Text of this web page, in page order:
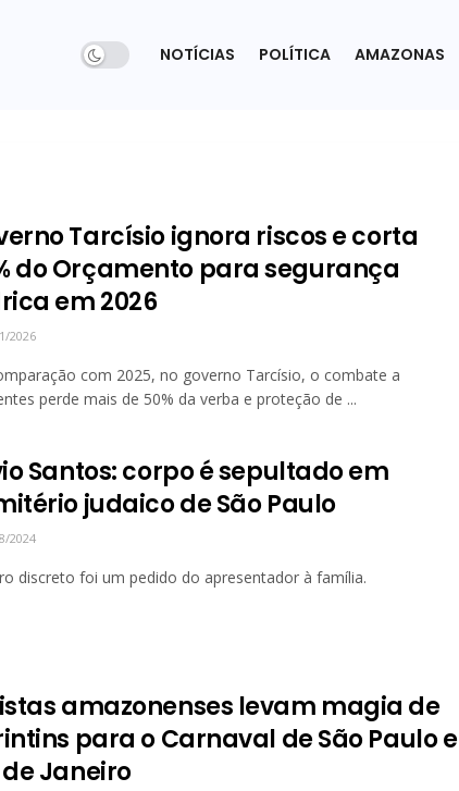
NOTÍCIAS POLÍTICA AMAZONAS
Tarcísio ignora riscos e corta
do Orçamento para segurança
em 2026
2026
com 2025, no governo Tarcísio, o combate a
perde mais de 50% da verba e proteção de ...
Santos: corpo é sepultado em
judaico de São Paulo
2024
discreto foi um pedido do apresentador à família.
amazonenses levam magia de
para o Carnaval de São Paulo e
de Janeiro